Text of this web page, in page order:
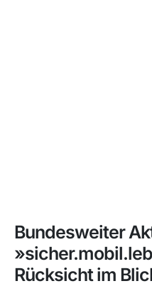
Bundesweiter
Rücksicht im